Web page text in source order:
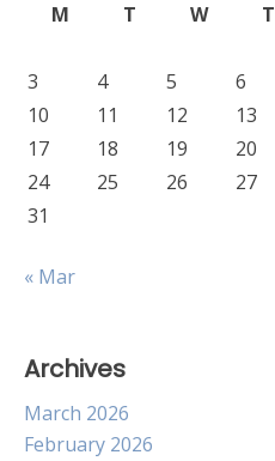
M
T W T
3
4 5 6
10
11 12 13
17
18 19 20
24
25 26 27
31
« Mar
Archives
March 2026
February 2026